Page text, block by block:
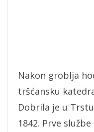
Nakon groblja
tršćansku
Dobrila je u
1842. Prve